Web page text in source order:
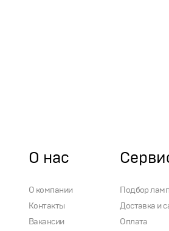
О нас
О компании
Контакты
Вакансии
Подбор ламп
Доставка и
Оплата